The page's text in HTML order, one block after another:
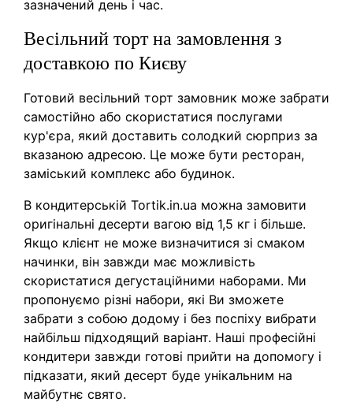
зазначений день і час.
Весільний торт на замовлення з
доставкою по Києву
Готовий весільний торт замовник може забрати
самостійно або скористатися послугами
кур'єра, який доставить солодкий сюрприз за
вказаною адресою. Це може бути ресторан,
заміський комплекс або будинок.
В кондитерській Tortik.in.ua можна замовити
оригінальні десерти вагою від 1,5 кг і більше.
Якщо клієнт не може визначитися зі смаком
начинки, він завжди має можливість
скористатися дегустаційними наборами. Ми
пропонуємо різні набори, які Ви зможете
забрати з собою додому і без поспіху вибрати
найбільш підходящий варіант. Наші професійні
кондитери завжди готові прийти на допомогу і
підказати, який десерт буде унікальним на
майбутнє свято.